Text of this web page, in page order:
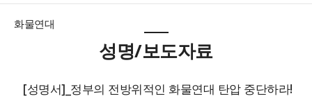
화물연대
성명/보도자료
[성명서]_정부의 전방위적인 화물연대 탄압 중단하라!